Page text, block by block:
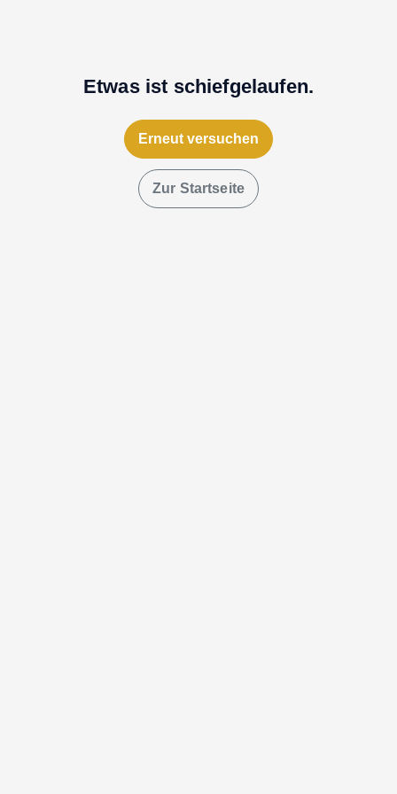
Etwas ist schiefgelaufen.
Erneut versuchen
Zur Startseite